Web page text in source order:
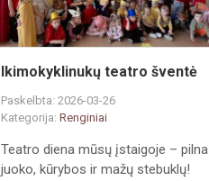
Ikimokyklinukų teatro šventė
Paskelbta: 2026-03-26
Kategorija: Renginiai
Teatro diena mūsų įstaigoje – pilna
juoko, kūrybos ir mažų stebuklų!